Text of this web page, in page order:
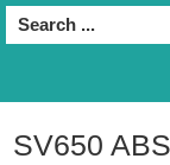
SV650